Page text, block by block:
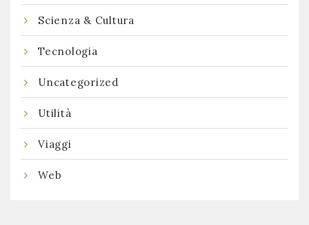
Scienza & Cultura
Tecnologia
Uncategorized
Utilità
Viaggi
Web